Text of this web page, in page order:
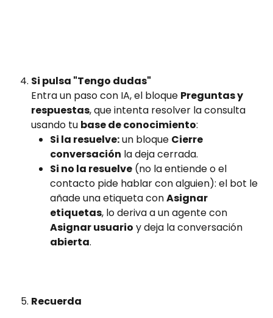
Si pulsa "Tengo dudas"
Entra un paso con IA, el bloque Preguntas y
respuestas, que intenta resolver la consulta
usando tu base de conocimiento:
Si la resuelve: un bloque Cierre
conversación la deja cerrada.
Si no la resuelve (no la entiende o el
contacto pide hablar con alguien): el bot le
añade una etiqueta con Asignar
etiquetas, lo deriva a un agente con
Asignar usuario y deja la conversación
abierta.
Recuerda